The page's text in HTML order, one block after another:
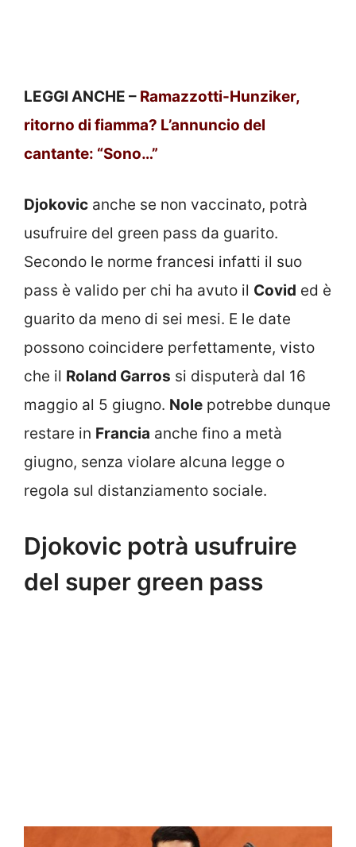
LEGGI ANCHE – Ramazzotti-Hunziker,
ritorno di fiamma? L’annuncio del
cantante: “Sono…”
Djokovic anche se non vaccinato, potrà
usufruire del green pass da guarito.
Secondo le norme francesi infatti il suo
pass è valido per chi ha avuto il Covid ed è
guarito da meno di sei mesi. E le date
possono coincidere perfettamente, visto
che il Roland Garros si disputerà dal 16
maggio al 5 giugno. Nole potrebbe dunque
restare in Francia anche fino a metà
giugno, senza violare alcuna legge o
regola sul distanziamento sociale.
Djokovic potrà usufruire
del super green pass